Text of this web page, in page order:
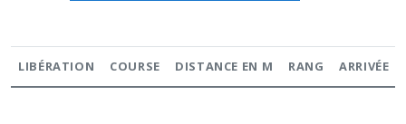
LIBÉRATION COURSE DISTANCE EN M RANG ARRIVÉE